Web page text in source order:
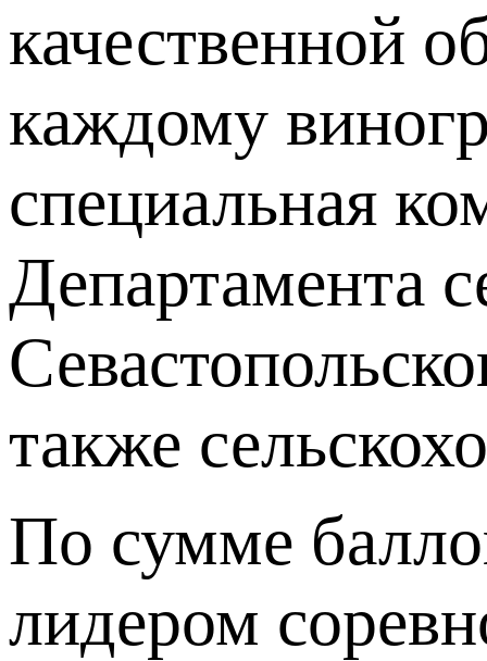
качественной
каждому
специальная
Департамента
также
По сумме
лидером